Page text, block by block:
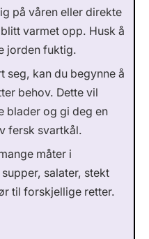
på våren eller direkte
varmet opp. Husk å
jorden fuktig.
seg, kan du begynne å
behov. Dette vil
blader og gi deg en
fersk svartkål.
måter i
salater, stekt
til forskjellige retter.